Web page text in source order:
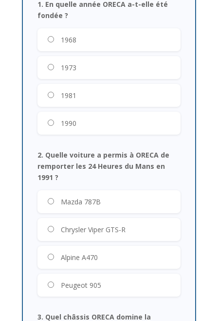
1. En quelle année ORECA a-t-elle été
fondée ?
1968
1973
1981
1990
2. Quelle voiture a permis à ORECA de
remporter les 24 Heures du Mans en
1991 ?
Mazda 787B
Chrysler Viper GTS-R
Alpine A470
Peugeot 905
3. Quel châssis ORECA domine la